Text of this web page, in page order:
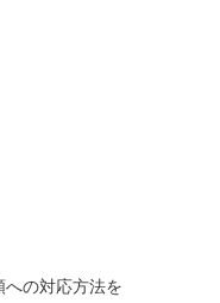
の対応方法を